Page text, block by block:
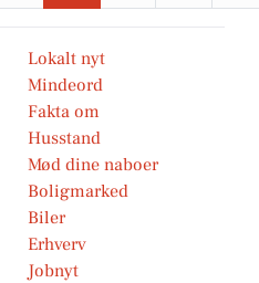
Lokalt nyt
Mindeord
Fakta om
Husstand
Mød dine naboer
Boligmarked
Biler
Erhverv
Jobnyt